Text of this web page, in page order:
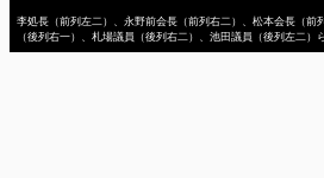
李処長（前列左二）、永野前会長（前列右二）、松本会長（前
（後列右一）、札場議員（後列右二）、池田議員（後列左二）